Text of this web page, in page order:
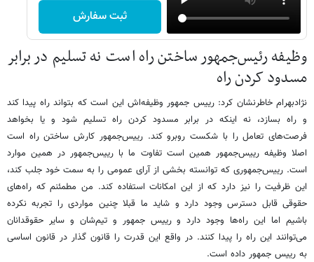
ثبت سفارش
وظیفه رئیس‌جمهور ساختن راه است نه تسلیم در برابر
مسدود کردن راه
نژادبهرام خاطرنشان کرد: رییس جمهور وظیفه‌اش این است که بتواند راه پیدا کند
و راه بسازد، نه اینکه در برابر مسدود کردن راه تسلیم شود و یا بخواهد
فرصت‌های تعامل را با شکست روبرو کند. رییس‌جمهور کارش ساختن راه است
اصلا وظیفه رییس‌جمهور همین است تفاوت ما با رییس‌جمهور در همین موارد
است. رییس‌جمهوری که توانسته بخشی از آرای عمومی را به سمت خود جلب کند،
این ظرفیت را نیز دارد که از این امکانات استفاده کند. من مطمئنم که راه‌های
حقوقی قابل دسترس وجود دارد و شاید ما قبلا چنین مواردی را تجربه نکرده
باشیم اما این راه‌ها وجود دارد و رییس جمهور و تیم‌شان و سایر حقوقدانان
می‌توانند این راه را پیدا کنند. در واقع این قدرت را قانون گذار در قانون اساسی
به رییس جمهور داده است.